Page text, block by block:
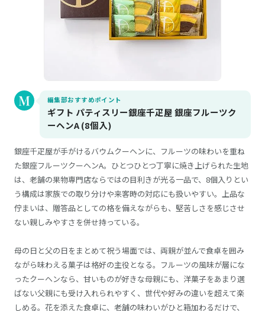
編集部おすすめポイント
ギフト パティスリー銀座千疋屋 銀座フルーツク
ーヘンA (8個入)
銀座千疋屋が手がけるバウムクーヘンに、フルーツの味わいを重ね
た銀座フルーツクーヘンA。ひとつひとつ丁寧に焼き上げられた生地
は、老舗の果物専門店ならではの目利きが光る一品で、8個入りとい
う構成は家族での取り分けや来客時の対応にも扱いやすい。上品な
佇まいは、贈答品としての格を備えながらも、堅苦しさを感じさせ
ない親しみやすさを併せ持っている。
母の日と父の日をまとめて祝う場面では、両親が並んで食卓を囲み
ながら味わえる菓子は格好の主役となる。フルーツの風味が層にな
ったクーヘンなら、甘いものが好きな母親にも、洋菓子をあまり選
ばない父親にも受け入れられやすく、世代や好みの違いを超えて楽
しめる。花を添えた食卓に、老舗の味わいがひと箱加わるだけで、